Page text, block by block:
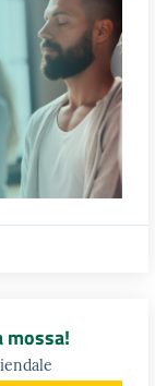
mossa!